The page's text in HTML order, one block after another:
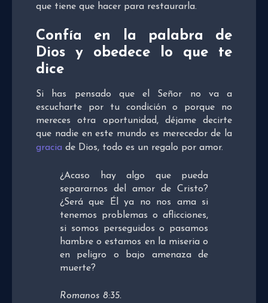
que tiene que hacer para restaurarla.
Confía en la palabra de
Dios y obedece lo que te
dice
Si has pensado que el Señor no va a
escucharte por tu condición o porque no
mereces otra oportunidad, déjame decirte
que nadie en este mundo es merecedor de la
gracia de Dios, todo es un regalo por amor.
¿Acaso hay algo que pueda
separarnos del amor de Cristo?
¿Será que Él ya no nos ama si
tenemos problemas o aflicciones,
si somos perseguidos o pasamos
hambre o estamos en la miseria o
en peligro o bajo amenaza de
muerte?
Romanos 8:35.